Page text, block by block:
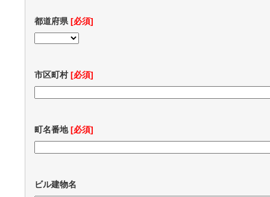
都道府県 [必須]
市区町村[必須]
町名番地[必須]
ビル建物名